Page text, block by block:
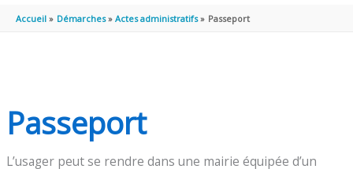
PRINCIPAL
Accueil Démarches Actes administratifs Passeport
Passeport
L’usager peut se rendre dans une mairie équipée d’un